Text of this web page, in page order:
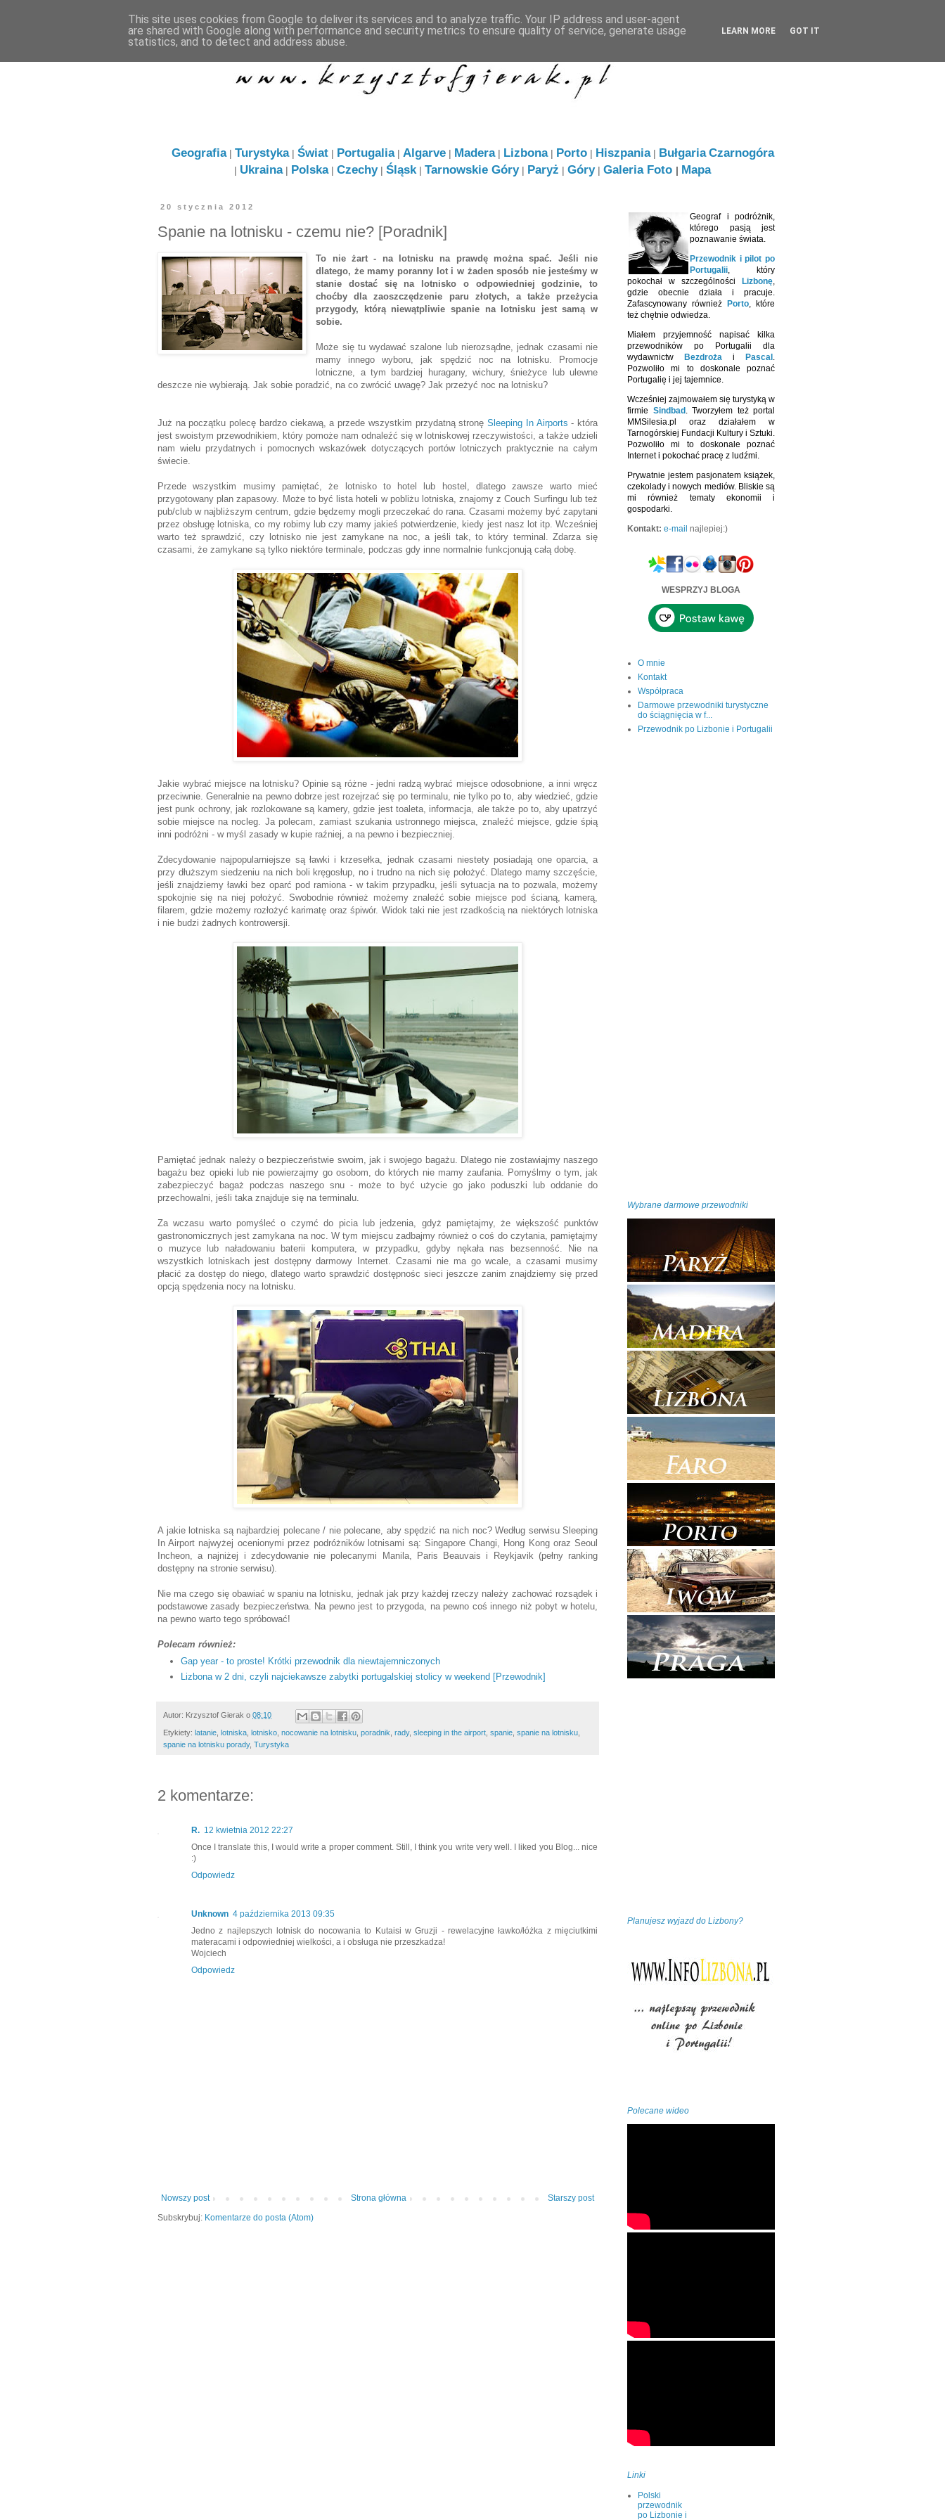
Geografia| Turystyka| Świat| Portugalia| Algarve| Madera| Lizbona| Porto| Hiszpania| Bułgaria Czarnogóra
| Ukraina| Polska| Czechy| Śląsk | Tarnowskie Góry| Paryż | Góry| Galeria Foto | Mapa
20 stycznia 2012
Spanie na lotnisku - czemu nie? [Poradnik]
To nie żart - na lotnisku na prawdę można spać. Jeśli nie
dlatego, że mamy poranny lot i w żaden sposób nie jesteśmy w
stanie dostać się na lotnisko o odpowiedniej godzinie, to
choćby dla zaoszczędzenie paru złotych, a także przeżycia
przygody, którą niewątpliwie spanie na lotnisku jest samą w
sobie.
Może się tu wydawać szalone lub nierozsądne, jednak czasami nie
mamy innego wyboru, jak spędzić noc na lotnisku. Promocje
lotniczne, a tym bardziej huragany, wichury, śnieżyce lub ulewne
deszcze nie wybierają. Jak sobie poradzić, na co zwrócić uwagę? Jak przeżyć noc na lotnisku?
Już na początku polecę bardzo ciekawą, a przede wszystkim przydatną stronęSleeping In Airports - która
jest swoistym przewodnikiem, który pomoże nam odnaleźć się w lotniskowej rzeczywistości, a także udzieli
nam wielu przydatnych i pomocnych wskazówek dotyczących portów lotniczych praktycznie na całym
świecie.
Przede wszystkim musimy pamiętać, że lotnisko to hotel lub hostel, dlatego zawsze warto mieć
przygotowany plan zapasowy. Może to być lista hoteli w pobliżu lotniska, znajomy z Couch Surfingu lub też
pub/club w najbliższym centrum, gdzie będzemy mogli przeczekać do rana. Czasami możemy być zapytani
przez obsługę lotniska, co my robimy lub czy mamy jakieś potwierdzenie, kiedy jest nasz lot itp. Wcześniej
warto też sprawdzić, czy lotnisko nie jest zamykane na noc, a jeśli tak, to który terminal. Zdarza się
czasami, że zamykane są tylko niektóre terminale, podczas gdy inne normalnie funkcjonują całą dobę.
Jakie wybrać miejsce na lotnisku? Opinie są różne - jedni radzą wybrać miejsce odosobnione, a inni wręcz
przeciwnie. Generalnie na pewno dobrze jest rozejrzać się po terminalu, nie tylko po to, aby wiedzieć, gdzie
jest punk ochrony, jak rozlokowane są kamery, gdzie jest toaleta, informacja, ale także po to, aby upatrzyć
sobie miejsce na nocleg. Ja polecam, zamiast szukania ustronnego miejsca, znaleźć miejsce, gdzie śpią
inni podróżni - w myśl zasady w kupie raźniej, a na pewno i bezpieczniej.
Zdecydowanie najpopularniejsze są ławki i krzesełka, jednak czasami niestety posiadają one oparcia, a
przy dłuższym siedzeniu na nich boli kręgosłup, no i trudno na nich się położyć. Dlatego mamy szczęście,
jeśli znajdziemy ławki bez oparć pod ramiona - w takim przypadku, jeśli sytuacja na to pozwala, możemy
spokojnie się na niej położyć. Swobodnie również możemy znaleźć sobie miejsce pod ścianą, kamerą,
filarem, gdzie możemy rozłożyć karimatę oraz śpiwór. Widok taki nie jest rzadkością na niektórych lotniska
i nie budzi żadnych kontrowersji.
Pamiętać jednak należy o bezpieczeństwie swoim, jak i swojego bagażu. Dlatego nie zostawiajmy naszego
bagażu bez opieki lub nie powierzajmy go osobom, do których nie mamy zaufania. Pomyślmy o tym, jak
zabezpieczyć bagaż podczas naszego snu - może to być użycie go jako poduszki lub oddanie do
przechowalni, jeśli taka znajduje się na terminalu.
Za wczasu warto pomyśleć o czymć do picia lub jedzenia, gdyż pamiętajmy, że większość punktów
gastronomicznych jest zamykana na noc. W tym miejscu zadbajmy również o coś do czytania, pamiętajmy
o muzyce lub naładowaniu baterii komputera, w przypadku, gdyby nękała nas bezsenność. Nie na
wszystkich lotniskach jest dostępny darmowy Internet. Czasami nie ma go wcale, a czasami musimy
płacić za dostęp do niego, dlatego warto sprawdzić dostępnośc sieci jeszcze zanim znajdziemy się przed
opcją spędzenia nocy na lotnisku.
A jakie lotniska są najbardziej polecane / nie polecane, aby spędzić na nich noc? Według serwisu Sleeping
In Airport najwyżej ocenionymi przez podróżników lotnisami są: Singapore Changi, Hong Kong oraz Seoul
Incheon, a najniżej i zdecydowanie nie polecanymi Manila, Paris Beauvais i Reykjavik (pełny ranking
dostępny na stronie serwisu).
Nie ma czego się obawiać w spaniu na lotnisku, jednak jak przy każdej rzeczy należy zachować rozsądek i
podstawowe zasady bezpieczeństwa. Na pewno jest to przygoda, na pewno coś innego niż pobyt w hotelu,
na pewno warto tego spróbować!
Polecam również:
Gap year - to proste! Krótki przewodnik dla niewtajemniczonych
Lizbona w 2 dni, czyli najciekawsze zabytki portugalskiej stolicy w weekend [Przewodnik]
Autor: Krzysztof Gierak o 08:10
Etykiety: latanie lotniska lotnisko nocowanie na lotnisku poradnik rady, sleeping in the airport spanie spanie na lotnisku
spanie na lotnisku porady, Turystyka
2 komentarze:
R. 12 kwietnia 2012 22:27
Once I translate this, I would write a proper comment. Still, I think you write very well. I liked you Blog... nice
:)
Odpowiedz
Unknown 4 października 2013 09:35
Jedno z najlepszych lotnisk do nocowania to Kutaisi w Gruzji - rewelacyjne ławko/łóżka z mięciutkimi
materacami i odpowiedniej wielkości, a i obsługa nie przeszkadza!
Wojciech
Odpowiedz
Nowszy post Starszy post
Strona główna
Subskrybuj: Komentarze do posta (Atom)
Geograf i podróżnik,
którego pasją jest
poznawanie świata.
Przewodnik i pilot po
Portugalii, który
pokochał w szczególności
Lizbonę,
gdzie obecnie działa i pracuje.
Zafascynowany również Porto, które
też chętnie odwiedza.
Miałem przyjemność napisać kilka
przewodników po Portugalii dla
wydawnictw
Bezdroża i Pascal .
Pozwoliło mi to doskonale poznać
Portugalię i jej tajemnice.
Wcześniej zajmowałem się turystyką w
firmie Sindbad . Tworzyłem też portal
MMSilesia.pl oraz działałem w
Tarnogórskiej Fundacji Kultury i Sztuki.
Pozwoliło mi to doskonale poznać
Internet i pokochać pracę z ludźmi.
Prywatnie jestem pasjonatem książek,
czekolady i nowych mediów. Bliskie są
mi również tematy ekonomii i
gospodarki.
Kontakt: e-mail najlepiej:)
WESPRZYJ BLOGA
O mnie
Kontakt
Współpraca
Darmowe przewodniki turystyczne
do ściągnięcia w f...
Przewodnik po Lizbonie i Portugalii
Wybrane darmowe przewodniki
Planujesz wyjazd do Lizbony?
Polecane wideo
Linki
Polski
przewodnik
po Lizbonie i
This site uses cookies from Google to deliver its services and to analyze traffic. Your IP address and user-agent
are shared with Google along with performance and security metrics to ensure quality of service, generate usage
statistics, and to detect and address abuse.
LEARN MORE GOT IT